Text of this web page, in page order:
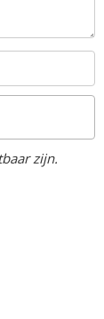
zijn.